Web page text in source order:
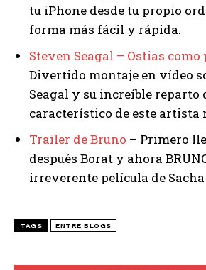
tu iPhone desde tu propio
forma más fácil y rápida.
Steven Seagal – Ostias como
Divertido montaje en vídeo
Seagal y su increíble reparto
característico de este artista
Trailer de Bruno – Primero
después Borat y ahora
irreverente película de
TAGS ENTRE BLOGS